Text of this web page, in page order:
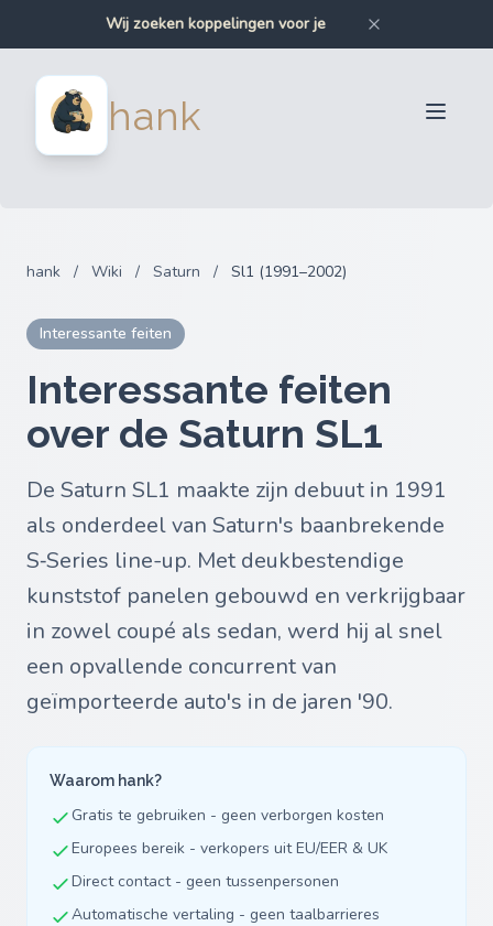
Wij zoeken bumpers voor je
Wij zoeken auto-onderdelen voor je
hank
Inloggen
hank / Wiki / Saturn / Sl1 (1991–2002)
Interessante feiten
Interessante feiten
over de Saturn SL1
De Saturn SL1 maakte zijn debuut in 1991
als onderdeel van Saturn's baanbrekende
S‑Series line-up. Met deukbestendige
kunststof panelen gebouwd en verkrijgbaar
in zowel coupé als sedan, werd hij al snel
een opvallende concurrent van
geïmporteerde auto's in de jaren '90.
Waarom hank?
Gratis te gebruiken - geen verborgen kosten
Europees bereik - verkopers uit EU/EER & UK
Direct contact - geen tussenpersonen
Automatische vertaling - geen taalbarrieres